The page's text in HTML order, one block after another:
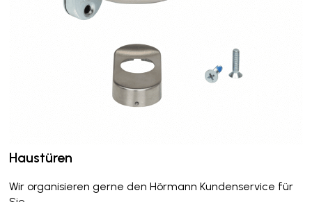
Haustüren
Wir organisieren gerne den Hörmann Kundenservice für